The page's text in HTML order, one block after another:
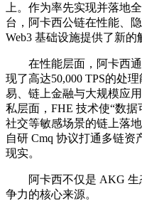
上。作为率先实现并落地
台，阿卡西公链在性能、
Web3 基础设施提供了新的
在性能层面，阿卡西
现了高达50,000 TPS的处
易、链上金融与大规模应
私层面，FHE 技术使“数据
社交等敏感场景的链上落
自研 Cmq 协议打通多链
现实。
阿卡西不仅是 AKG
争力的核心来源。